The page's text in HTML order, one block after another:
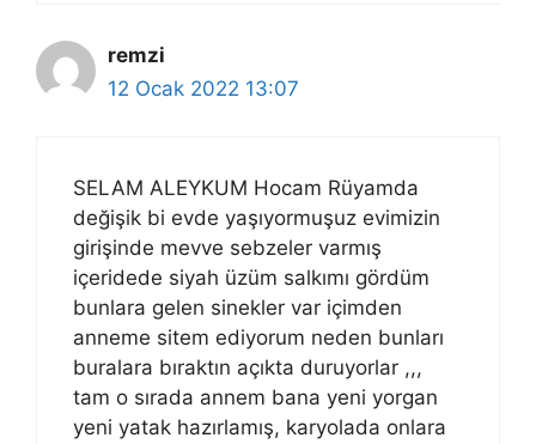
remzi
12 Ocak 2022 13:07
SELAM ALEYKUM Hocam Rüyamda
değişik bi evde yaşıyormuşuz evimizin
girişinde mevve sebzeler varmış
içeridede siyah üzüm salkımı gördüm
bunlara gelen sinekler var içimden
anneme sitem ediyorum neden bunları
buralara bıraktın açıkta duruyorlar ,,,
tam o sırada annem bana yeni yorgan
yeni yatak hazırlamış, karyolada onlara